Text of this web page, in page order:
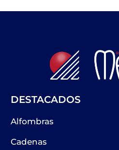
DESTACADOS
Alfombras
Cadenas